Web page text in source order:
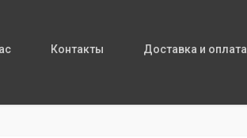
Контакты Доставка и оплата